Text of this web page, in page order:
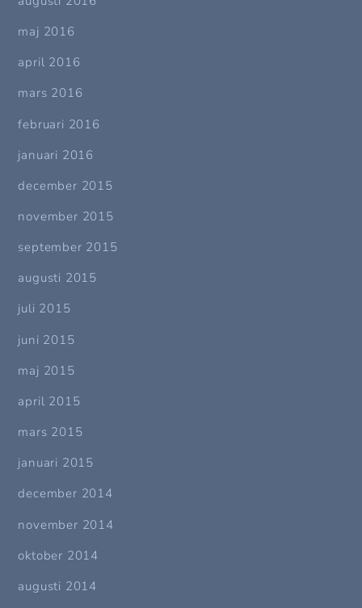
maj 2016
april 2016
mars 2016
februari 2016
januari 2016
december 2015
november 2015
september 2015
augusti 2015
juli 2015
juni 2015
maj 2015
april 2015
mars 2015
januari 2015
december 2014
november 2014
oktober 2014
augusti 2014